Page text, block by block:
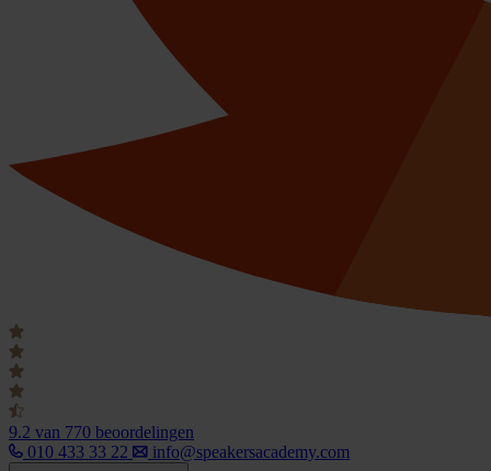
9.2 van 770 beoordelingen
010 433 33 22
info@speakersacademy.com